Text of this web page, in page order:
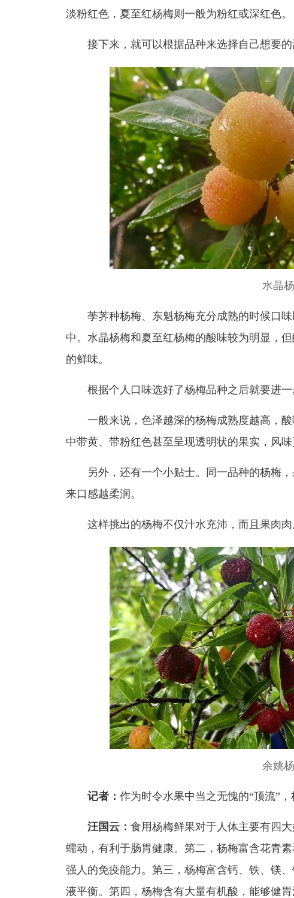
淡粉红色，夏至红杨梅则一般为粉红或深红色。
接下来，就可以根据品种来选择自己想要的
水晶杨
荸荠种杨梅、东魁杨梅充分成熟的时候口味
中。水晶杨梅和夏至红杨梅的酸味较为明显，
的鲜味。
根据个人口味选好了杨梅品种之后就要进一
一般来说，色泽越深的杨梅成熟度越高，酸
中带黄、带粉红色甚至呈现透明状的果实，风味
另外，还有一个小贴士。同一品种的杨梅，
来口感越柔润。
这样挑出的杨梅不仅汁水充沛，而且果肉肉
余姚杨
记者： 作为时令水果中当之无愧的“顶流”
汪国云： 食用杨梅鲜果对于人体主要有四
蠕动，有利于肠胃健康。第二，杨梅富含花青
强人的免疫能力。第三，杨梅富含钙、铁、镁
液平衡。第四，杨梅含有大量有机酸，能够健胃